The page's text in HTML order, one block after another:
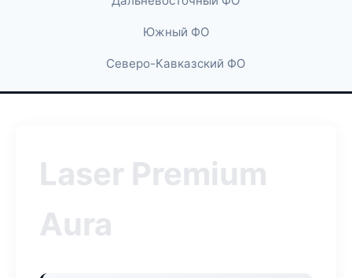
Южный ФО
Северо-Кавказский ФО
Laser Premium
Aura